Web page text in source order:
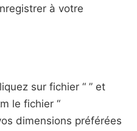
à votre
sur fichier “ ” et
le fichier “
dimensions préférées